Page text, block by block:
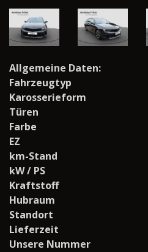
Allgemeine Daten:
Fahrzeugtyp
Karosserieform
Türen
Farbe
EZ
km-Stand
kW / PS
Kraftstoff
Hubraum
Standort
Lieferzeit
Unsere Nummer